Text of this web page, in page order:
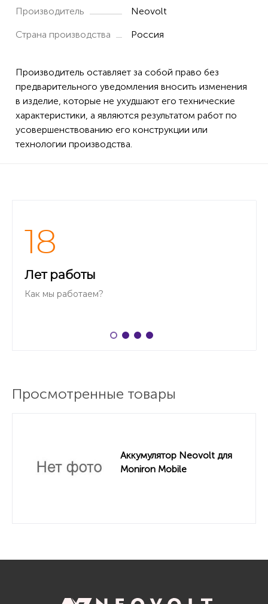
Производитель Neovolt
Страна производства Россия
Производитель оставляет за собой право без
предварительного уведомления вносить изменения
в изделие, которые не ухудшают его технические
характеристики, а являются результатом работ по
усовершенствованию его конструкции или
технологии производства.
18
Лет работы
Как мы работаем?
Просмотренные товары
Аккумулятор Neovolt для
Moniron Mobile